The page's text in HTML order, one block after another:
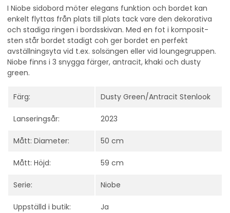
I Niobe sidobord möter elegans funktion och bordet kan
enkelt flyttas från plats till plats tack vare den dekorativa
och stadiga ringen i bordsskivan. Med en fot i komposit-
sten står bordet stadigt coh ger bordet en perfekt
avställningsyta vid t.ex. solsängen eller vid loungegruppen.
Niobe finns i 3 snygga färger, antracit, khaki och dusty
green.
Färg: Dusty Green/Antracit Stenlook
Lanseringsår: 2023
Mått: Diameter: 50 cm
Mått: Höjd: 59 cm
Serie: Niobe
Uppställd i butik: Ja